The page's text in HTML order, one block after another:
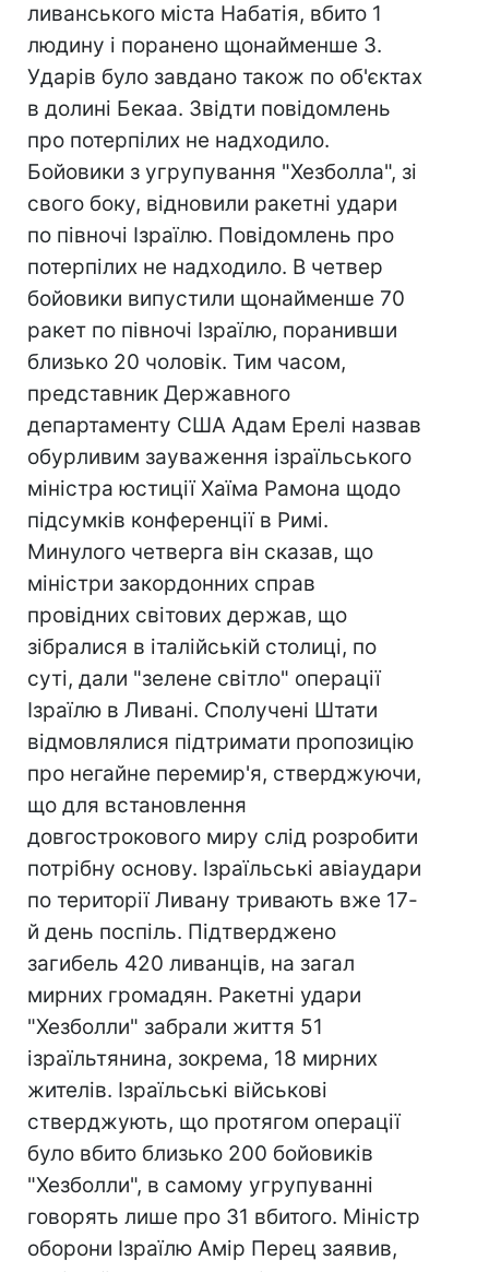
ливанського міста Набатія, вбито 1
людину і поранено щонайменше 3.
Ударів було завдано також по об'єктах
в долині Бекаa. Звідти повідомлень
про потерпілих не надходило.
Бойовики з угрупування "Хезболла", зі
свого боку, відновили ракетні удари
по півночі Ізраїлю. Повідомлень про
потерпілих не надходило. В четвер
бойовики випустили щонайменше 70
ракет по півночі Ізраїлю, поранивши
близько 20 чоловік. Тим часом,
представник Державного
департаменту США Адам Ерелі назвав
обурливим зауваження ізраїльського
міністра юстиції Хаїма Рамона щодо
підсумків конференції в Римі.
Минулого четверга він сказав, що
міністри закордонних справ
провідних світових держав, що
зібралися в італійській столиці, по
суті, дали "зелене світло" операції
Ізраїлю в Ливані. Сполучені Штати
відмовлялися підтримати пропозицію
про негайне перемир'я, стверджуючи,
що для встановлення
довгострокового миру слід розробити
потрібну основу. Ізраїльські авіаудари
по території Ливану тривають вже 17-
й день поспіль. Підтверджено
загибель 420 ливанців, на загал
мирних громадян. Ракетні удари
"Хезболли" забрали життя 51
ізраїльтянина, зокрема, 18 мирних
жителів. Ізраїльські військові
стверджують, що протягом операції
було вбито близько 200 бойовиків
"Хезболли", в самому угрупуванні
говорять лише про 31 вбитого. Міністр
оборони Ізраїлю Амір Перец заявив,